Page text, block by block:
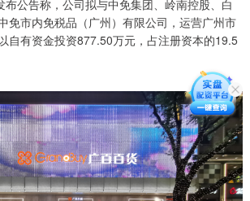
公告称，公司拟与中免集团、岭南控股、白
免市内免税品（广州）有限公司，运营广州市
自有资金投资877.50万元，占注册资本的19.5